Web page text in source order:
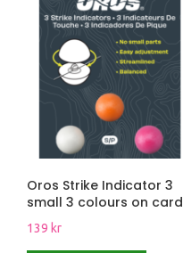
Oros Strike Indicator 3
small 3 colours on card
139 kr